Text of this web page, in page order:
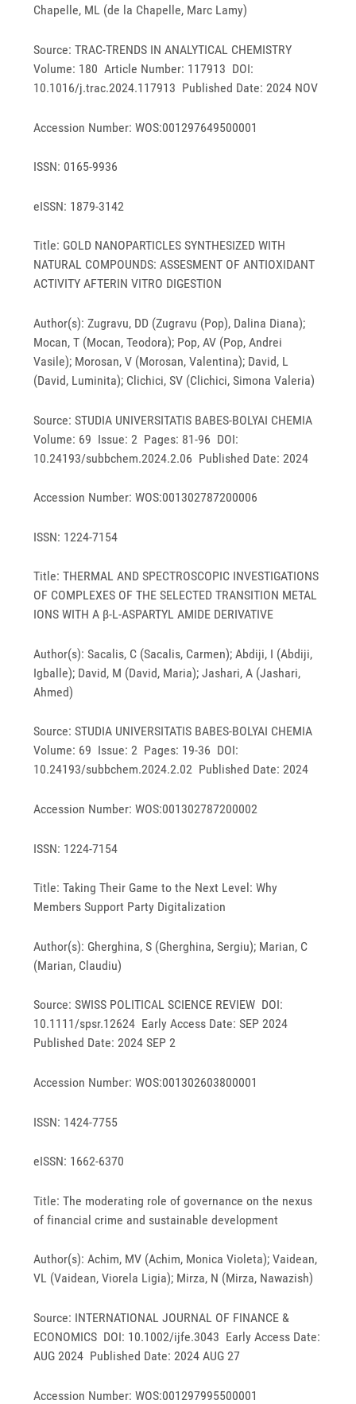
Chapelle, ML (de la Chapelle, Marc Lamy)
Source: TRAC-TRENDS IN ANALYTICAL CHEMISTRY
Volume: 180 Article Number: 117913 DOI:
10.1016/j.trac.2024.117913 Published Date: 2024 NOV
Accession Number: WOS:001297649500001
ISSN: 0165-9936
eISSN: 1879-3142
Title: GOLD NANOPARTICLES SYNTHESIZED WITH
NATURAL COMPOUNDS: ASSESMENT OF ANTIOXIDANT
ACTIVITY AFTERIN VITRO DIGESTION
Author(s): Zugravu, DD (Zugravu (Pop), Dalina Diana);
Mocan, T (Mocan, Teodora); Pop, AV (Pop, Andrei
Vasile); Morosan, V (Morosan, Valentina); David, L
(David, Luminita); Clichici, SV (Clichici, Simona Valeria)
Source: STUDIA UNIVERSITATIS BABES-BOLYAI CHEMIA
Volume: 69 Issue: 2 Pages: 81-96 DOI:
10.24193/subbchem.2024.2.06 Published Date: 2024
Accession Number: WOS:001302787200006
ISSN: 1224-7154
Title: THERMAL AND SPECTROSCOPIC INVESTIGATIONS
OF COMPLEXES OF THE SELECTED TRANSITION METAL
IONS WITH A β-L-ASPARTYL AMIDE DERIVATIVE
Author(s): Sacalis, C (Sacalis, Carmen); Abdiji, I (Abdiji,
Igballe); David, M (David, Maria); Jashari, A (Jashari,
Ahmed)
Source: STUDIA UNIVERSITATIS BABES-BOLYAI CHEMIA
Volume: 69 Issue: 2 Pages: 19-36 DOI:
10.24193/subbchem.2024.2.02 Published Date: 2024
Accession Number: WOS:001302787200002
ISSN: 1224-7154
Title: Taking Their Game to the Next Level: Why
Members Support Party Digitalization
Author(s): Gherghina, S (Gherghina, Sergiu); Marian, C
(Marian, Claudiu)
Source: SWISS POLITICAL SCIENCE REVIEW DOI:
10.1111/spsr.12624 Early Access Date: SEP 2024
Published Date: 2024 SEP 2
Accession Number: WOS:001302603800001
ISSN: 1424-7755
eISSN: 1662-6370
Title: The moderating role of governance on the nexus
of financial crime and sustainable development
Author(s): Achim, MV (Achim, Monica Violeta); Vaidean,
VL (Vaidean, Viorela Ligia); Mirza, N (Mirza, Nawazish)
Source: INTERNATIONAL JOURNAL OF FINANCE &
ECONOMICS DOI: 10.1002/ijfe.3043 Early Access Date:
AUG 2024 Published Date: 2024 AUG 27
Accession Number: WOS:001297995500001